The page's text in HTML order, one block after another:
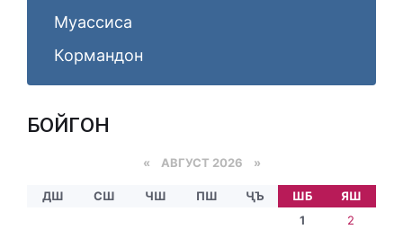
Муассиса
Кормандон
БОЙГОНӢ
« АВГУСТ 2026 »
ДШ СШ ЧШ ПШ ҶЪ ШБ
ЯШ
1
2